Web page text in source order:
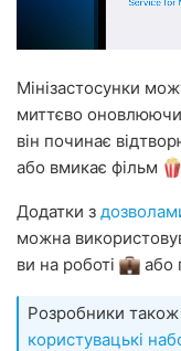
Мінізастосунки
миттєво
він починає
або вмикає фільм
Додатки з
можна
ви на роботі
або
Розробники
користувацькі